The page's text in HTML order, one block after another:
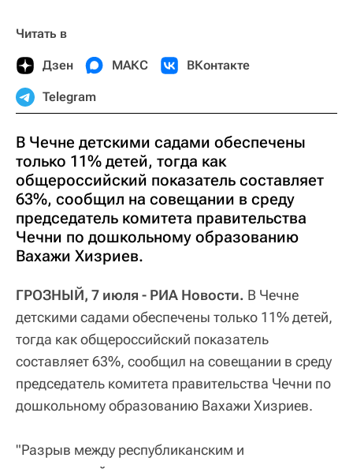
Читать в
Дзен МАКС ВКонтакте
Telegram
В Чечне детскими садами обеспечены
только 11% детей, тогда как
общероссийский показатель составляет
63%, сообщил на совещании в среду
председатель комитета правительства
Чечни по дошкольному образованию
Вахажи Хизриев.
ГРОЗНЫЙ, 7 июля - РИА Новости. В Чечне
детскими садами обеспечены только 11% детей,
тогда как общероссийский показатель
составляет 63%, сообщил на совещании в среду
председатель комитета правительства Чечни по
дошкольному образованию Вахажи Хизриев.
"Разрыв между республиканским и